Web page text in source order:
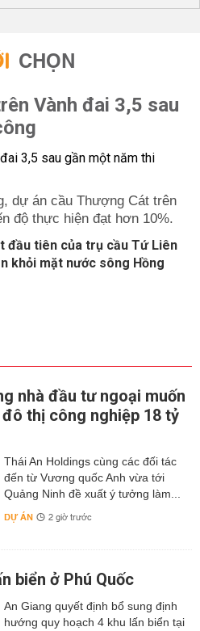
CHỌN
Vành đai 3,5 sau
dự án cầu Thượng Cát trên
độ thực hiện đạt hơn 10%.
đầu tiên của trụ cầu Tứ Liên
khỏi mặt nước sông Hồng
nhà đầu tư ngoại muốn
thị công nghiệp 18 tỷ
Thái An Holdings cùng các đối tác
đến từ Vương quốc Anh vừa tới
Quảng Ninh đề xuất ý tưởng làm...
DỰ ÁN 2 giờ trước
biển ở Phú Quốc
An Giang quyết định bổ sung định
hướng quy hoạch 4 khu lấn biển tại